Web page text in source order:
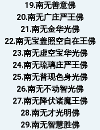
19.南无善意佛
20.南无广庄严王佛
21.南无金华光佛
22.南无宝盖照空自在王佛
23.南无虚空宝华光佛
24.南无琉璃庄严王佛
25.南无普现色身光佛
26.南无不动智光佛
27.南无降伏诸魔王佛
28.南无才光明佛
29.南无智慧胜佛